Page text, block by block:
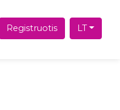
Registruotis LT